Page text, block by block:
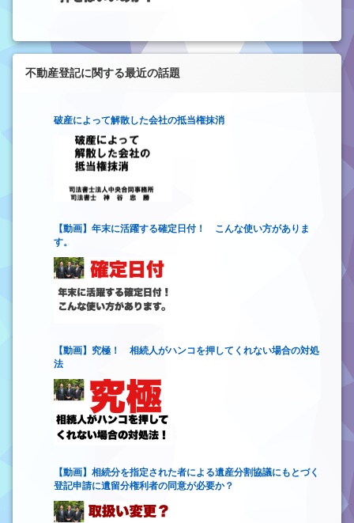
不動産登記に関する最近の話題
破産によって解散した会社の抵当権抹消
【動画】年末に活躍する確定日付！ こんな使い方がありま
す。
【動画】究極！ 相続人がハンコを押してくれない場合の対処
法
【動画】相続分を指定された者による遺産分割協議にもとづく
登記申請に遺留分権利者の同意が必要か？